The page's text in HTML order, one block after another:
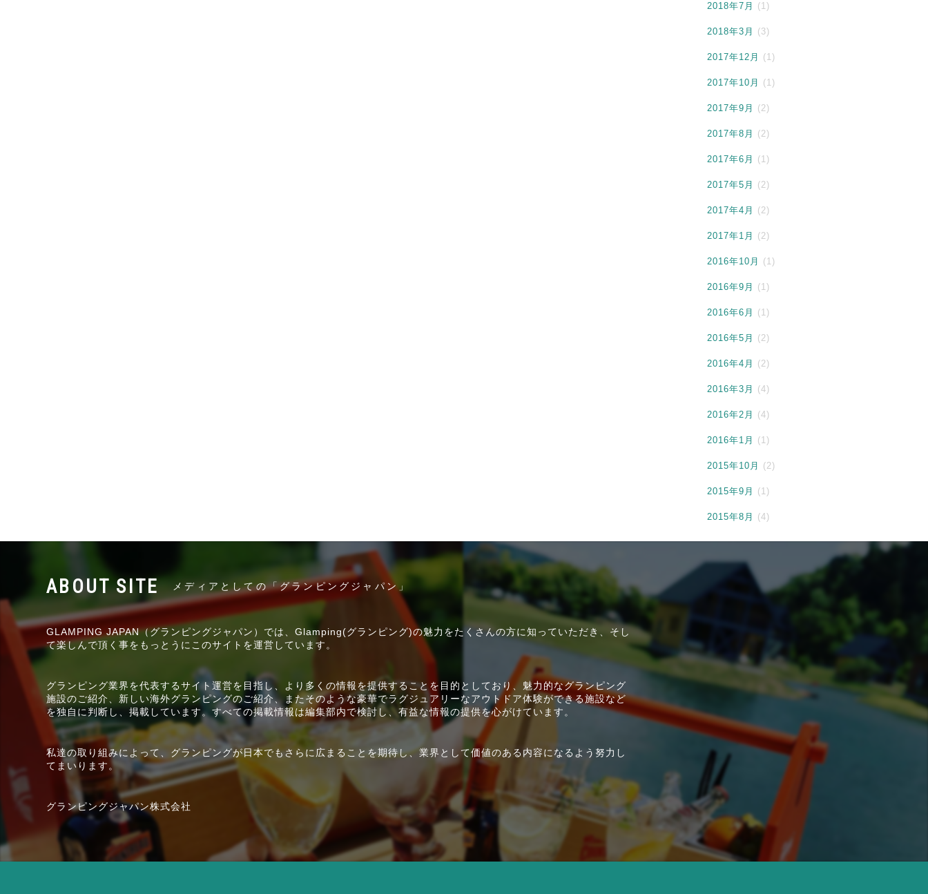
2018年7月 (1)
2018年3月 (3)
2017年12月 (1)
2017年10月 (1)
2017年9月 (2)
2017年8月 (2)
2017年6月 (1)
2017年5月 (2)
2017年4月 (2)
2017年1月 (2)
2016年10月 (1)
2016年9月 (1)
2016年6月 (1)
2016年5月 (2)
2016年4月 (2)
2016年3月 (4)
2016年2月 (4)
2016年1月 (1)
2015年10月 (2)
2015年9月 (1)
2015年8月 (4)
メディアとしての「グランピングジャパン」
GLAMPING JAPAN（グランピングジャパン）では、Glamping(グランピング)の魅力をたくさんの方に知っていただき、そし
て楽しんで頂く事をもっとうにこのサイトを運営しています。
グランピング業界を代表するサイト運営を目指し、より多くの情報を提供することを目的としており、魅力的なグランピング
施設のご紹介、新しい海外グランピングのご紹介、またそのような豪華でラグジュアリーなアウトドア体験ができる施設など
を独自に判断し、掲載しています。すべての掲載情報は編集部内で検討し、有益な情報の提供を心がけています。
私達の取り組みによって、グランピングが日本でもさらに広まることを期待し、業界として価値のある内容になるよう努力し
てまいります。
グランピングジャパン株式会社